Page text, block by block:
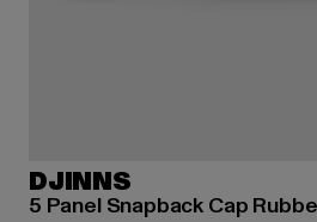
DJINNS
5 Panel Snapback Cap